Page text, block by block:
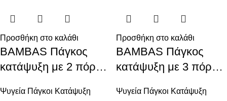
Προσθήκη στο καλάθι
BAMBAS Πάγκος
κατάψυξη με 2 πόρτες
Ψυγεία Πάγκοι Κατάψυξη
Προσθήκη στο καλάθι
BAMBAS Πάγκος
κατάψυξη με 3 πόρτες
Ψυγεία Πάγκοι Κατάψυξη